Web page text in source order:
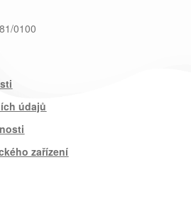
0100
údajů
zařízení